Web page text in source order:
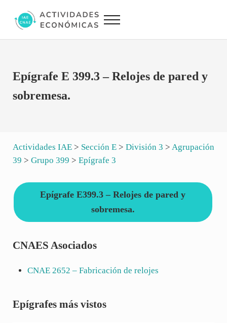
Actividades Económicas IAE CNAE
Menu
Epígrafe E 399.3 – Relojes de pared y
sobremesa.
Actividades IAE> Sección E> División 3 > Agrupación
39 > Grupo 399 > Epígrafe 3
Epígrafe E399.3 – Relojes de pared y
sobremesa.
CNAES Asociados
CNAE2652 – Fabricación de relojes
Sidebar
Epígrafes más vistos